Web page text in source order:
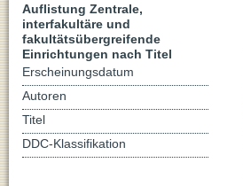
Auflistung Zentrale,
interfakultäre und
fakultätsübergreifende
Einrichtungen nach Titel
Erscheinungsdatum
Autoren
Titel
DDC-Klassifikation